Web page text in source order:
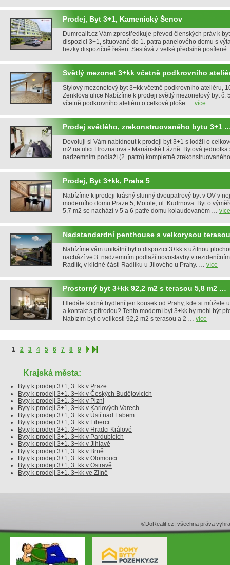
Prodej, Byt 3+1, Kamenický Šenov
Dumrealit.cz Vám zprostředkuje převod členských práv k
dispozici 3+1, situované do 1. patra panelového domu s
hezky dispozičně řešen. Sestává z velké předsíně
Světlý mezonet 3+kk včetně podkrovního
Stylový mezonetový byt 3+kk včetně podkrovního ateliéru,
Zenklova ulice Nabízíme k prodeji světlý mezonetový byt č.
včetně podkrovního ateliéru o celkové ploše … více
Prodej světlého, zrekonstruovaného bytu 3+1
Dovoluji si Vám nabídnout k prodeji byt 3+1 s lodžií o
m2 na ulici Hroznatova - Mariánské Lázně. Bytová jednotka
nadzemním podlaží (2. patro) kompletně
Prodej, Byt 3+kk, Praha 5
Nabízíme k prodeji krásný slunný dvoupatrový byt v OV v
moderního domu Praze 5, Motole, ul. Kudrnova. Byt o
5,7 m2 se nachází v 5 a 6 patře domu kolaudovaném … více
Nadstandardní penthouse s velkorysou
Nabízíme vám unikátní byt o dispozici 3+kk s užitnou
nachází ve 3. nadzemním podlaží novostavby v
Radlík, v klidné části Radlíku u Jílového u Prahy. … více
Prostorný byt 3+kk 92,2 m2 s terasou 5,8 m2 …
Hledáte klidné bydlení jen kousek od Prahy, kde si můžete
a kontakt s přírodou? Tento moderní byt 3+kk by mohl být
Nabízím byt o velikosti 92,2 m2 s terasou a 2 … více
1 2 3 4 5 6 7 8 9
Krajská města:
Byty k prodeji 3+1, 3+kk v Praze
Byty k prodeji 3+1, 3+kk v Českých Budějovicích
Byty k prodeji 3+1, 3+kk v Plzni
Byty k prodeji 3+1, 3+kk v Karlových Varech
Byty k prodeji 3+1, 3+kk v Ústí nad Labem
Byty k prodeji 3+1, 3+kk v Liberci
Byty k prodeji 3+1, 3+kk v Hradci Králové
Byty k prodeji 3+1, 3+kk v Pardubicích
Byty k prodeji 3+1, 3+kk v Jihlavě
Byty k prodeji 3+1, 3+kk v Brně
Byty k prodeji 3+1, 3+kk v Olomouci
Byty k prodeji 3+1, 3+kk v Ostravě
Byty k prodeji 3+1, 3+kk ve Zlíně
©DoRealit.cz, všechna práva